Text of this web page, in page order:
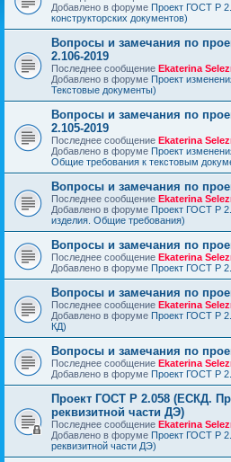
Добавлено в форуме Проект ГОСТ Р
конструкторских документов)
Вопросы и замечания по
2.106-2019
Последнее сообщение Ekaterina
Добавлено в форуме Проект
Текстовые документы)
Вопросы и замечания по
2.105-2019
Последнее сообщение Ekaterina
Добавлено в форуме Проект
Общие требования к текстовым
Вопросы и замечания по
Последнее сообщение Ekaterina
Добавлено в форуме Проект ГОСТ Р
изделия. Общие требования)
Вопросы и замечания по
Последнее сообщение Ekaterina
Добавлено в форуме Проект ГОСТ Р
Вопросы и замечания по
Последнее сообщение Ekaterina
Добавлено в форуме Проект ГОСТ Р
КД)
Вопросы и замечания по
Последнее сообщение Ekaterina
Добавлено в форуме Проект ГОСТ Р
Проект ГОСТ Р 2.058 (ЕСКД.
реквизитной части ДЭ)
Последнее сообщение Ekaterina
Добавлено в форуме Проект ГОСТ Р
реквизитной части ДЭ)